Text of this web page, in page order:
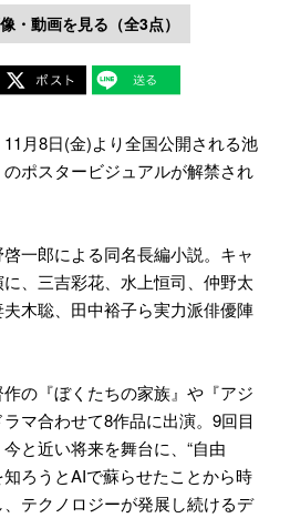
・動画を見る（全3点）
月8日(金)より全国公開される池
ポスタービジュアルが解禁され
一郎による同名長編小説。キャ
、三吉彩花、水上恒司、仲野太
木聡、田中裕子ら実力派俳優陣
の『ぼくたちの家族』や『アジ
マ合わせて8作品に出演。9回目
と近い将来を舞台に、“自由
知ろうとAIで蘇らせたことから時
テクノロジーが発展し続けるデ